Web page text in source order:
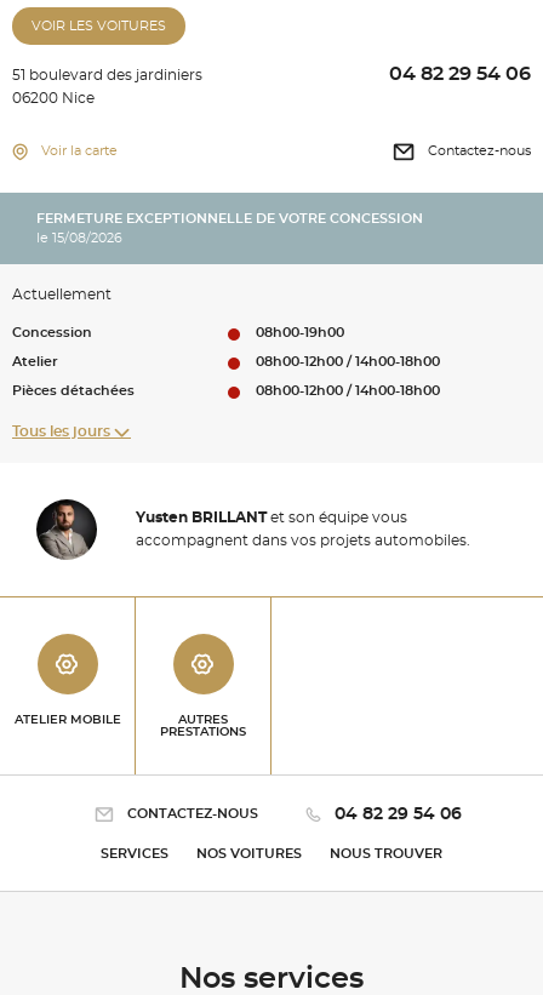
VOIR LES VOITURES
51 boulevard des jardiniers
06200 Nice
04 82 29 54 06
Voir la carte Contactez-nous
FERMETURE EXCEPTIONNELLE DE VOTRE CONCESSION
le 15/08/2026
Actuellement
Concession 08h00-19h00
Atelier 08h00-12h00 / 14h00-18h00
Pièces détachées 08h00-12h00 / 14h00-18h00
Tous les jours
Yusten BRILLANTet son équipe vous
accompagnent dans vos projets automobiles.
ATELIER MOBILE
AUTRES
PRESTATIONS
SERVICES NOS VOITURES NOUS TROUVER
CONTACTEZ-NOUS 04 82 29 54 06
Nos services